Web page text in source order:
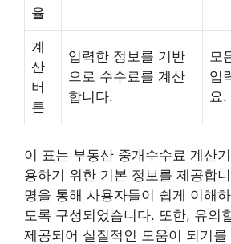
율
계
산
버
튼
입력한 정보를 기반
으로 수수료를 계산
합니다.
모
입
요.
이 표는 부동산 중개수수료 계산
용하기 위한 기본 정보를 제공합
명을 통해 사용자들이 쉽게 이해
도록 구성되었습니다. 또한, 유의
제공되어 실질적인 도움이 되기를